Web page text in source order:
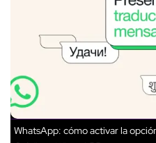
WhatsApp: cómo activar la